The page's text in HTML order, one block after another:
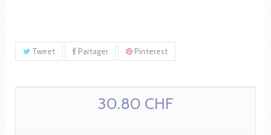
Tweet Partager Pinterest
30.80 CHF